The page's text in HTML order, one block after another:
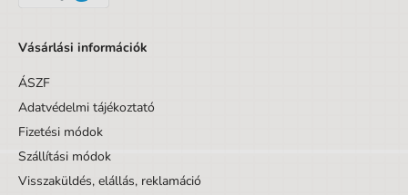
Vásárlási információk
ÁSZF
Adatvédelmi tájékoztató
Fizetési módok
Szállítási módok
Visszaküldés, elállás, reklamáció